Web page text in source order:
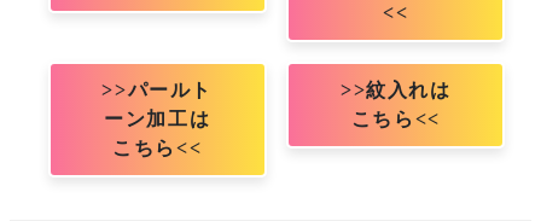
<<
>>パールト
ーン加工は
こちら<<
>>紋入れは
こちら<<